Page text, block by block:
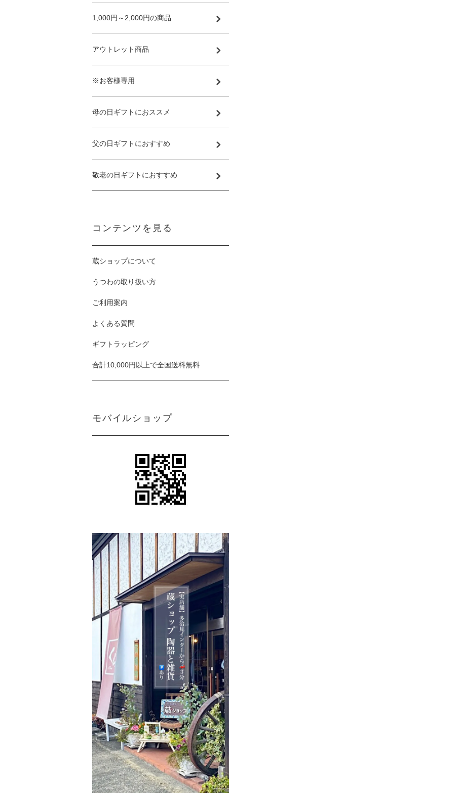
1,000円～2,000円の商品
アウトレット商品
※お客様専用
母の日ギフトにおススメ
父の日ギフトにおすすめ
敬老の日ギフトにおすすめ
コンテンツを見る
蔵ショップについて
うつわの取り扱い方
ご利用案内
よくある質問
ギフトラッピング
合計10,000円以上で全国送料無料
モバイルショップ